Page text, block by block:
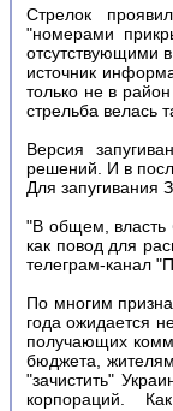
Стрелок
"номерами
отсутствующими
источник
только не в
стрельба велась
Версия
решений. И в
Для запугивания
"В общем, власть
как повод для
телеграм-канал
По многим
года ожидается
получающих
бюджета,
"зачистить"
корпораций.